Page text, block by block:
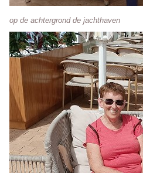
op de achtergrond de jachthaven